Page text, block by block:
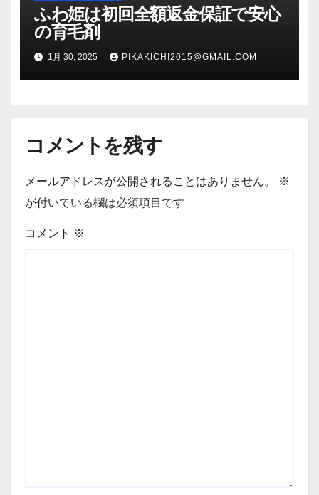
ふわ姫は初回全額返金保証で安心
の育毛剤
1月 30, 2025 PIKAKICHI2015@GMAIL.COM
コメントを残す
メールアドレスが公開されることはありません。
※
が付いている欄は必須項目です
コメント ※